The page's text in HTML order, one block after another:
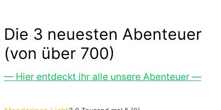
Die 3 neuesten Abenteuer
(von über 700)
— Hier entdeckt ihr alle unsere Abenteuer —